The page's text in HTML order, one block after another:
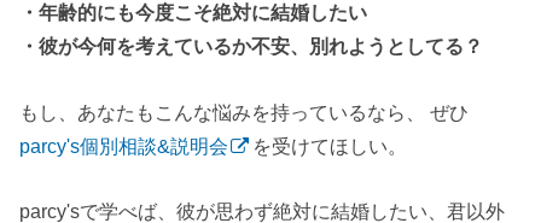
・年齢的にも今度こそ絶対に結婚したい
・彼が今何を考えているか不安、別れようとしてる？
もし、あなたもこんな悩みを持っているなら、 ぜひ
parcy's個別相談&説明会
を受けてほしい。
parcy'sで学べば、彼が思わず絶対に結婚したい、君以外